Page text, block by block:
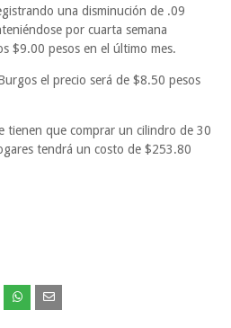
una disminución de .09
por cuarta semana
$9.00 pesos en el último mes.
el precio será de $8.50 pesos
tienen que comprar un cilindro de 30
tendrá un costo de $253.80